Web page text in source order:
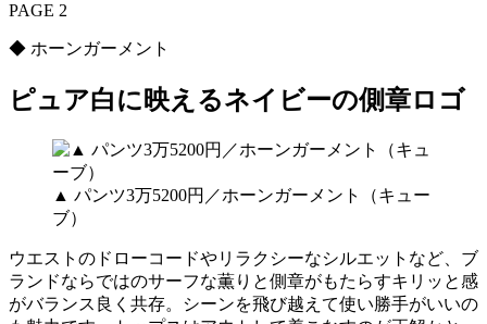
PAGE 2
◆ ホーンガーメント
ピュア白に映えるネイビーの側章ロゴ
▲ パンツ3万5200円／ホーンガーメント（キュー
ブ）
ウエストのドローコードやリラクシーなシルエットなど、ブ
ランドならではのサーフな薫りと側章がもたらすキリッと感
がバランス良く共存。シーンを飛び越えて使い勝手がいいの